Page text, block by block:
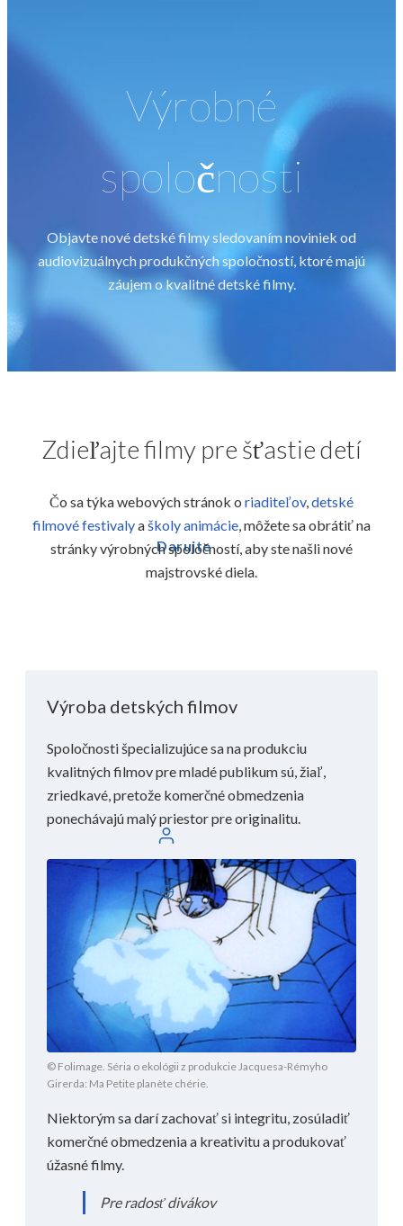
Darujte
Slovenčina
Výrobné
spoločnosti
Objavte nové detské filmy sledovaním noviniek od
audiovizuálnych produkčných spoločností, ktoré majú
záujem o kvalitné detské filmy.
Zdieľajte filmy pre šťastie detí
Čo sa týka webových stránok o riaditeľov,detské
filmové festivalyaškoly animácie,môžete sa obrátiť na
stránky výrobných spoločností, aby ste našli nové
majstrovské diela.
Výroba detských filmov
Spoločnosti špecializujúce sa na produkciu
kvalitných filmov pre mladé publikum sú, žiaľ,
zriedkavé, pretože komerčné obmedzenia
ponechávajú malý priestor pre originalitu.
© Folimage. Séria o ekológii z produkcie Jacquesa-Rémyho
Girerda: Ma Petite planète chérie.
Niektorým sa darí zachovať si integritu, zosúladiť
komerčné obmedzenia a kreativitu a produkovať
úžasné filmy.
Pre radosť divákov